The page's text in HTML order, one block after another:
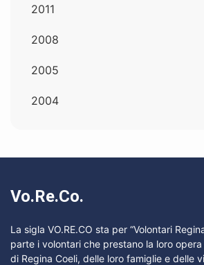
2011
2008
2005
2004
Vo.Re.Co.
La sigla VO.RE.CO sta per “Volontari
parte i volontari che prestano la loro
di Regina Coeli, delle loro famiglie e delle